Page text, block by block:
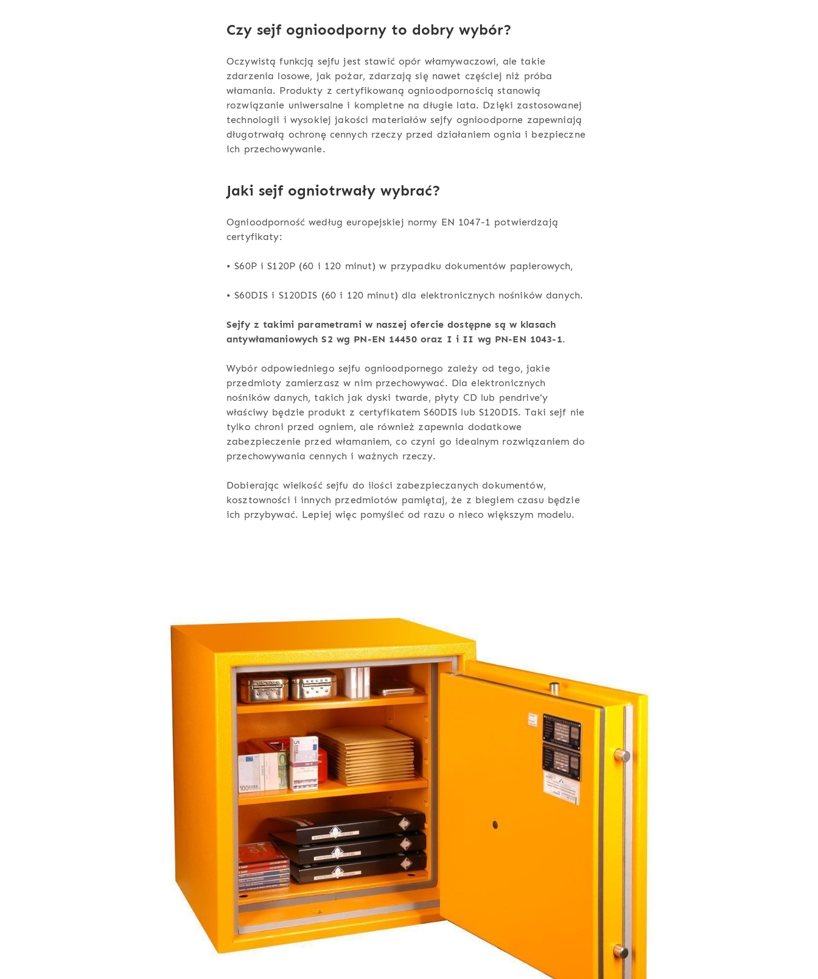
Czy sejf ognioodporny to dobry wybór?
Oczywistą funkcją sejfu jest stawić opór włamywaczowi, ale takie
zdarzenia losowe, jak pożar, zdarzają się nawet częściej niż próba
włamania. Produkty z certyfikowaną ognioodpornością stanowią
rozwiązanie uniwersalne i kompletne na długie lata. Dzięki zastosowanej
technologii i wysokiej jakości materiałów sejfy ognioodporne zapewniają
długotrwałą ochronę cennych rzeczy przed działaniem ognia i bezpieczne
ich przechowywanie.
Jaki sejf ogniotrwały wybrać?
Ognioodporność według europejskiej normy EN 1047-1 potwierdzają
certyfikaty:
• S60P i S120P (60 i 120 minut) w przypadku dokumentów papierowych,
• S60DIS i S120DIS (60 i 120 minut) dla elektronicznych nośników danych.
Sejfy z takimi parametrami w naszej ofercie dostępne są w klasach
antywłamaniowych S2 wg PN-EN 14450 oraz I i II wg PN-EN 1043-1.
Wybór odpowiedniego sejfu ognioodpornego zależy od tego, jakie
przedmioty zamierzasz w nim przechowywać. Dla elektronicznych
nośników danych, takich jak dyski twarde, płyty CD lub pendrive'y
właściwy będzie produkt z certyfikatem S60DIS lub S120DIS. Taki sejf nie
tylko chroni przed ogniem, ale również zapewnia dodatkowe
zabezpieczenie przed włamaniem, co czyni go idealnym rozwiązaniem do
przechowywania cennych i ważnych rzeczy.
Dobierając wielkość sejfu do ilości zabezpieczanych dokumentów,
kosztowności i innych przedmiotów pamiętaj, że z biegiem czasu będzie
ich przybywać. Lepiej więc pomyśleć od razu o nieco większym modelu.